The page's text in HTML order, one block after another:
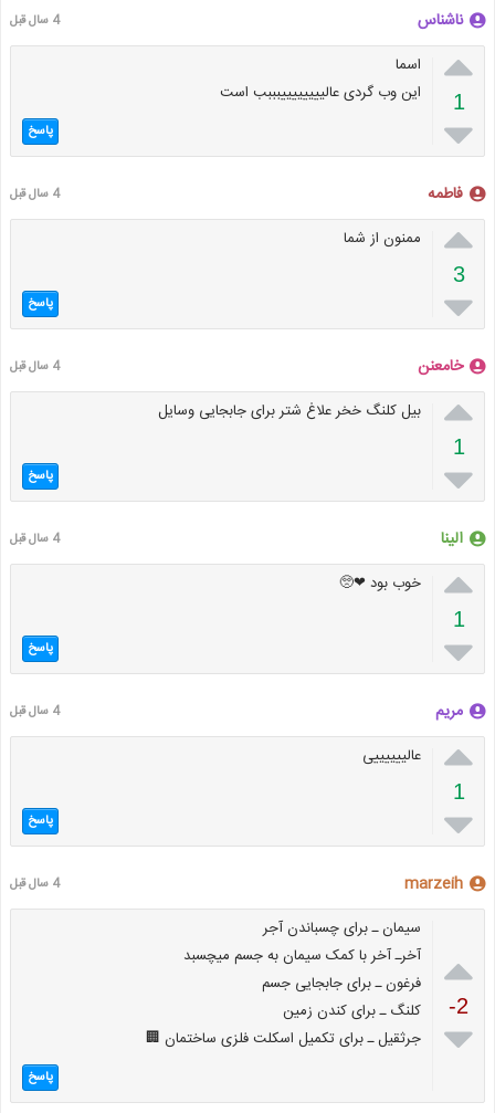
ناشناس 4 سال قبل

1

اسما
این وب گردی عالییییییییبببب است
پاسخ
فاطمه 4 سال قبل

3

ممنون از شما
پاسخ
خامعنن 4 سال قبل

1

بیل کلنگ خخر علاغ شتر برای جابجایی وسایل
پاسخ
الینا 4 سال قبل

1

خوب بود ❤🥺
پاسخ
مریم 4 سال قبل

1

عالییییییی
پاسخ
marzeih 4 سال قبل

-2

سیمان ـ برای چسباندن آجر
آخرـ آخر با کمک سیمان به جسم میچسبد
فرغون ـ برای جابجایی جسم
کلنگ ـ برای کندن زمین
جرثقیل ـ برای تکمیل اسکلت فلزی ساختمان 🏢
پاسخ